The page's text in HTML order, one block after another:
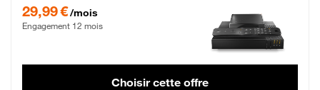
29,99 €/mois
Engagement 12 mois
Choisir cette offre